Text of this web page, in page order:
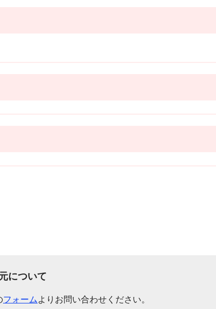
について
フォームよりお問い合わせください。